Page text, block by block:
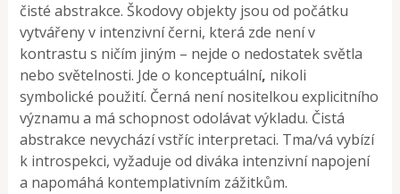
čisté abstrakce. Škodovy objekty jsou od počátku
vytvářeny v intenzivní černi, která zde není v
kontrastu s ničím jiným – nejde o nedostatek světla
nebo světelnosti. Jde o konceptuální, nikoli
symbolické použití. Černá není nositelkou explicitního
významu a má schopnost odolávat výkladu. Čistá
abstrakce nevychází vstříc interpretaci. Tma/vá vybízí
k introspekci, vyžaduje od diváka intenzivní napojení
a napomáhá kontemplativním zážitkům.